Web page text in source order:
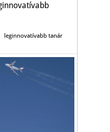
leginnovatívabb tanár